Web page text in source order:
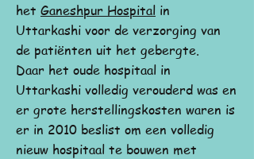
het Ganeshpur Hospital in
Uttarkashi voor de verzorging van
de patiënten uit het gebergte.
Daar het oude hospitaal in
Uttarkashi volledig verouderd was en
er grote herstellingskosten waren is
er in 2010 beslist om een volledig
nieuw hospitaal te bouwen met